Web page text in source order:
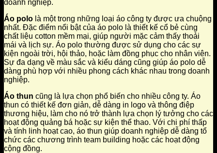
doanh nghiệp.
Áo polo là một trong những loại áo công ty được ưa chuộng
nhất. Đặc điểm nổi bật của áo polo là thiết kế cổ bẻ cùng
chất liệu cotton mềm mại, giúp người mặc cảm thấy thoải
mái và lịch sự. Áo polo thường được sử dụng cho các sự
kiện ngoài trời, hội thảo, hoặc làm đồng phục cho nhân viên.
Sự đa dạng về màu sắc và kiểu dáng cũng giúp áo polo dễ
dàng phù hợp với nhiều phong cách khác nhau trong doanh
nghiệp.
Áo thun cũng là lựa chọn phổ biến cho nhiều công ty. Áo
thun có thiết kế đơn giản, dễ dàng in logo và thông điệp
thương hiệu, làm cho nó trở thành lựa chọn lý tưởng cho các
hoạt động quảng bá hoặc sự kiện thể thao. Với chi phí thấp
và tính linh hoạt cao, áo thun giúp doanh nghiệp dễ dàng tổ
chức các chương trình team building hoặc các hoạt động
cộng đồng.